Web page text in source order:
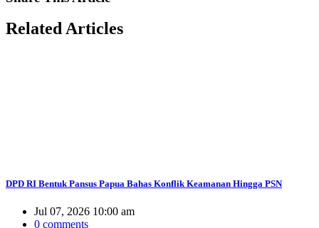
RelatedArticles
DPD RI Bentuk Pansus Papua Bahas Konflik Keamanan Hingga PSN
Jul 07, 2026 10:00 am
0 comments